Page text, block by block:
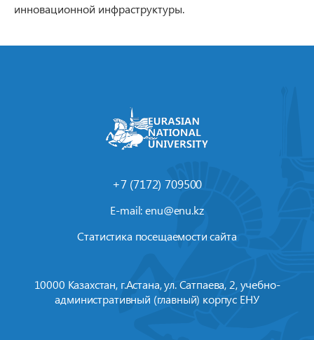
инновационной инфраструктуры.
+7 (7172) 709500
E-mail:enu@enu.kz
Статистика посещаемости сайта
10000 Казахстан, г.Астана, ул. Сатпаева, 2, учебно-
административный (главный) корпус ЕНУ